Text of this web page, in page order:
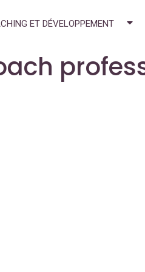
ET DÉVELOPPEMENT